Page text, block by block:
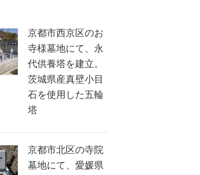
京都市西京区のお
寺様墓地にて、永
代供養塔を建立。
茨城県産真壁小目
石を使用した五輪
塔
京都市北区の寺院
墓地にて、愛媛県